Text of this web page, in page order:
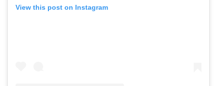
View this post on Instagram